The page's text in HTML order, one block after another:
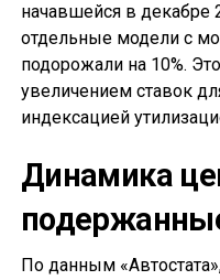
начавшейся в декабре
отдельные модели с
подорожали на 10%.
увеличением ставок
индексацией
Динамика
По данным